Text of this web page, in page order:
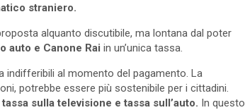
straniero.
alquanto discutibile, ma lontana dal poter
auto e Canone Rai in un’unica tassa.
indifferibili al momento del pagamento. La
potrebbe essere più sostenibile per i cittadini.
sulla televisione e tassa sull’auto. In questo